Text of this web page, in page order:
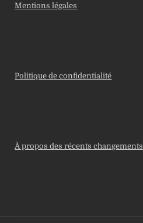
Mentions légales
Politique de confidentialité
À propos des récents changements